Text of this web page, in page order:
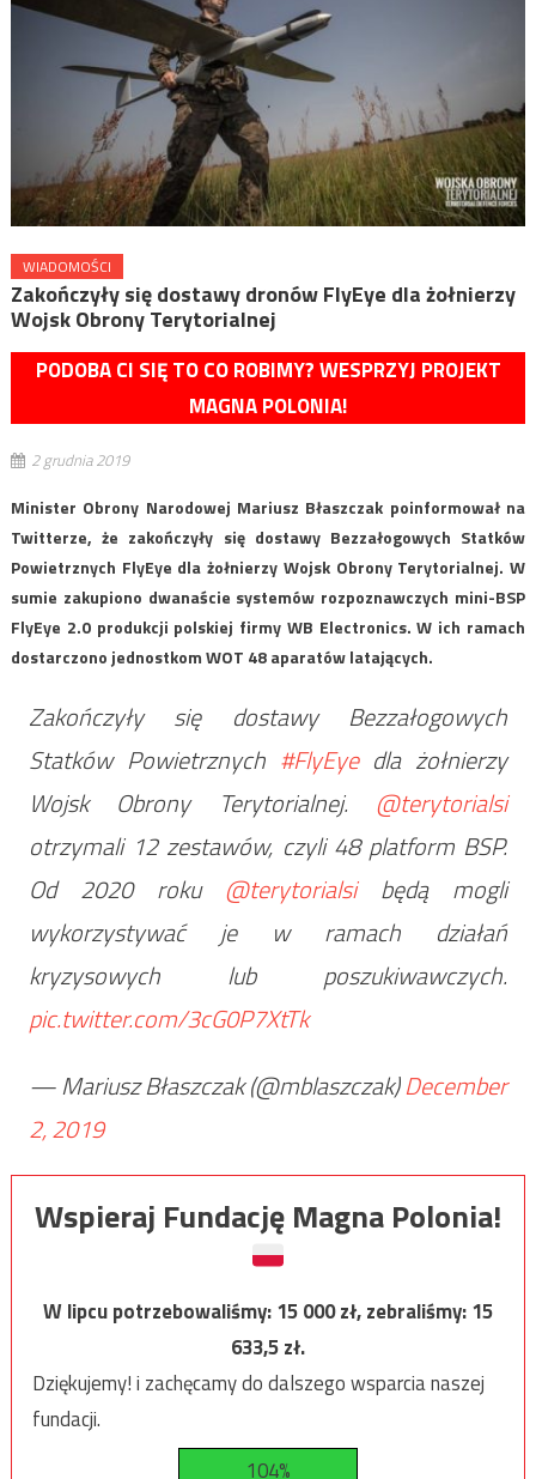
WIADOMOŚCI
Zakończyły się dostawy dronów FlyEye dla żołnierzy
Wojsk Obrony Terytorialnej
PODOBA CI SIĘ TO CO ROBIMY? WESPRZYJ PROJEKT
MAGNA POLONIA!
2 grudnia 2019
Minister Obrony Narodowej Mariusz Błaszczak poinformował na
Twitterze, że zakończyły się dostawy Bezzałogowych Statków
Powietrznych FlyEye dla żołnierzy Wojsk Obrony Terytorialnej. W
sumie zakupiono dwanaście systemów rozpoznawczych mini-BSP
FlyEye 2.0 produkcji polskiej firmy WB Electronics. W ich ramach
dostarczono jednostkom WOT 48 aparatów latających.
Zakończyły się dostawy Bezzałogowych
Statków Powietrznych #FlyEyedla żołnierzy
Wojsk Obrony Terytorialnej. @terytorialsi
otrzymali 12 zestawów, czyli 48 platform BSP.
Od 2020 roku @terytorialsibędą mogli
wykorzystywać je w ramach działań
kryzysowych lub poszukiwawczych.
pic.twitter.com/3cG0P7XtTk
— Mariusz Błaszczak (@mblaszczak)December
2, 2019
Wspieraj Fundację Magna Polonia!
W lipcu potrzebowaliśmy:15 000zł, zebraliśmy:15
633,5zł.
Dziękujemy! i zachęcamy do dalszego wsparcia naszej
fundacji.
104%